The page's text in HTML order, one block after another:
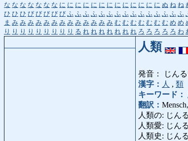
な な な な な な な に に に に に に に に に に に に に ぬ ね ね
ひ ひ ひ び び び び び ふ ふ ふ ふ ふ ふ ふ ふ ふ ふ ふ ふ ふ ふ ふ
ま み み み み み み み み み み み み み む む む む む む む め め
り り り り り り り り り る れ れ れ れ れ れ れ ろ ろ ろ ろ ろ わ
人類
発音： じん
漢字： 人 , 類
キーワード：
翻訳：
人類の: じん
人類愛: じん
人類史: じん